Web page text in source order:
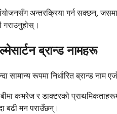
अन्तरक्रिया गर्न सक्छन्,
गराउनुहोस्।
ब्रान्ड नामहरू
सामान्य रूपमा निर्धारित ब्रान्ड
बीमा कभरेज र डाक्टरको
बढी मन पराउँछन्।